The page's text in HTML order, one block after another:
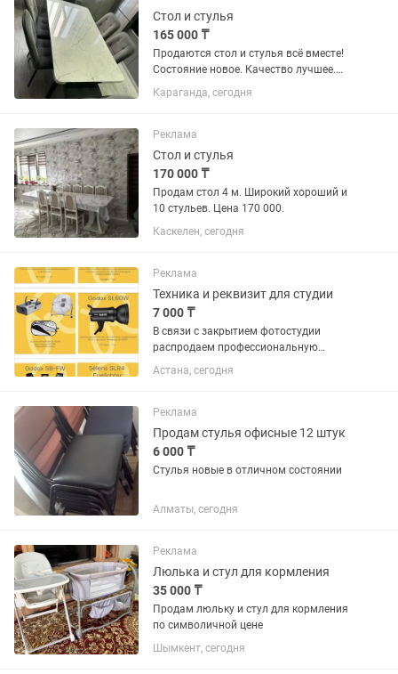
ящиками; •...
Стол и стулья
165 000 ₸
Продаются стол и стулья всё вместе!
Состояние новое. Качество лучшее.
Цена договорная ✅
Караганда, сегодня
Реклама
Стол и стулья
170 000 ₸
Продам стол 4 м. Широкий хороший и
10 стульев. Цена 170 000.
Каскелен, сегодня
Реклама
Техника и реквизит для студии
7 000 ₸
В связи с закрытием фотостудии
распродаем профессиональную
технику, световое оборудование,
мебель и реквизит Продаем
комплектами. Цены по запросу, пишите
или...
Астана, сегодня
Реклама
Продам стулья офисные 12 штук
6 000 ₸
Стулья новые в отличном состоянии
Алматы, сегодня
Реклама
Люлька и стул для кормления
35 000 ₸
Продам люльку и стул для кормления
по символичной цене
Шымкент, сегодня